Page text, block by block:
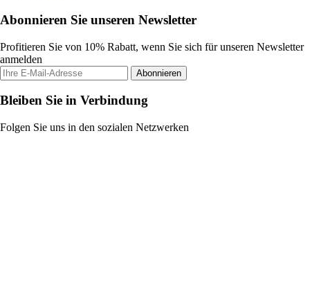
Abonnieren Sie unseren Newsletter
Profitieren Sie von 10% Rabatt, wenn Sie sich für unseren Newsletter
anmelden
Abonnieren
Bleiben Sie in Verbindung
Folgen Sie uns in den sozialen Netzwerken